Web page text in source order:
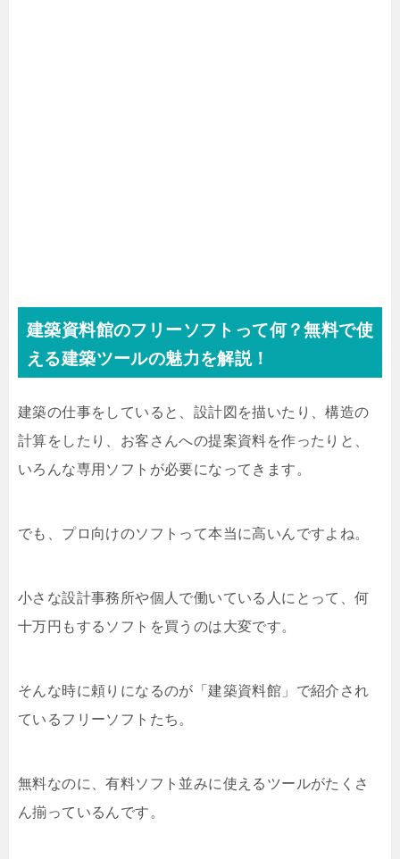
建築資料館のフリーソフトって何？無料で使
える建築ツールの魅力を解説！
建築の仕事をしていると、設計図を描いたり、構造の
計算をしたり、お客さんへの提案資料を作ったりと、
いろんな専用ソフトが必要になってきます。
でも、プロ向けのソフトって本当に高いんですよね。
小さな設計事務所や個人で働いている人にとって、何
十万円もするソフトを買うのは大変です。
そんな時に頼りになるのが「建築資料館」で紹介され
ているフリーソフトたち。
無料なのに、有料ソフト並みに使えるツールがたくさ
ん揃っているんです。